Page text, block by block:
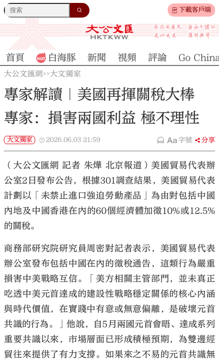
下載客戶端
大公文匯
首頁 白海豚 新聞 視頻 評論 Go
大公文匯網>>大文獨家
專家解讀｜美國再揮關稅大棒
專家：損害兩國利益 極不理性
大文獨家 2026.06.03 21:59 字號 分享
（大公文匯網 記者 朱燁 北京報道）美國貿易代表辦
公室2日發布公告，根據301調查結果，美國貿易代表
計劃以「未禁止進口強迫勞動產品」為由對包括中國
內地及中國香港在內的60個經濟體加徵10%或12.5%
的關稅。
商務部研究院研究員周密對記者表示，美國貿易代表
辦公室發布包括中國在內的徵稅通告，這類行為嚴重
損害中美戰略互信。「美方相關主管部門，並未真正
吃透中美元首達成的建設性戰略穩定關係的核心內涵
與時代價值，在實踐中有意或無意偏離，是破壞元首
共識的行為。」他說，自5月兩國元首會晤、達成系列
重要共識以來，市場層面已形成積極預期，為雙邊經
貿往來提供了有力支撐。如果來之不易的元首共識無